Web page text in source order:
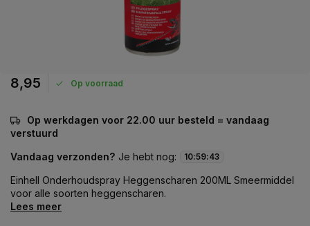
8,95 Op voorraad
Op werkdagen voor 22.00 uur besteld = vandaag
verstuurd
Vandaag verzonden? Je hebt nog: 10:59:43
Einhell Onderhoudspray Heggenscharen 200ML Smeermiddel
voor alle soorten heggenscharen.
Lees meer